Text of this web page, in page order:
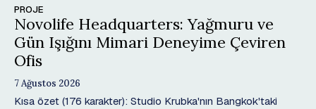
PROJE
Novolife Headquarters: Yağmuru ve
Gün Işığını Mimari Deneyime Çeviren
Ofis
7 Ağustos 2026
Kısa özet (176 karakter): Studio Krubka'nın Bangkok'taki